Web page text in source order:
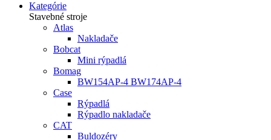
Kategórie
Stavebné stroje
Atlas
Nakladače
Bobcat
Mini rýpadlá
Bomag
BW154AP-4 BW174AP-4
Case
Rýpadlá
Rýpadlo nakladače
CAT
Buldozéry